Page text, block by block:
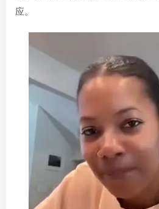
应。